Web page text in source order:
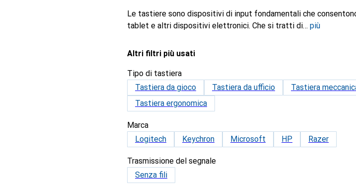
Le tastiere sono dispositivi di input fondamentali che
tablet e altri dispositivi elettronici. Che si tratti di
più
Altri filtri più usati
Tipo di tastiera
Tastiera da gioco
Tastiera da ufficio Tastiera
Tastiera ergonomica
Marca
Logitech
Keychron Microsoft HP Razer
Trasmissione del segnale
Senza fili